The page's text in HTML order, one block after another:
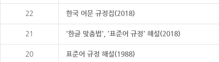
22 한국 어문 규정집(2018)
21 '한글 맞춤법', '표준어 규정' 해설(2018)
20 표준어 규정 해설(1988)